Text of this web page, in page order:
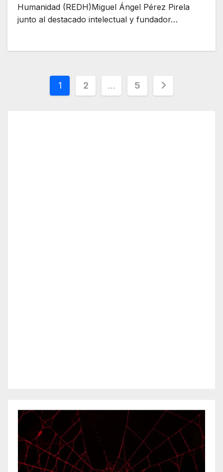
Humanidad (REDH)Miguel Ángel Pérez Pirela
junto al destacado intelectual y fundador…
Paginación
1 2 … 5